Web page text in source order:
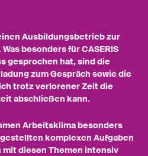
Ausbildungsbetrieb zur
besonders für CASERIS
gesprochen hat, sind die
zum Gespräch sowie die
trotz verlorener Zeit die
abschließen kann.
Arbeitsklima besonders
komplexen Aufgaben
diesen Themen intensiv